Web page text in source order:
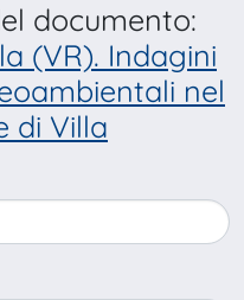
documento:
(VR). Indagini
nel
di Villa